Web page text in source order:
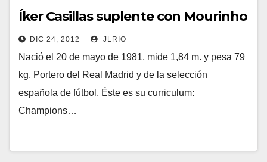
Íker Casillas suplente con Mourinho
DIC 24, 2012 JLRIO
Nació el 20 de mayo de 1981, mide 1,84 m. y pesa 79
kg. Portero del Real Madrid y de la selección
española de fútbol. Éste es su curriculum:
Champions…